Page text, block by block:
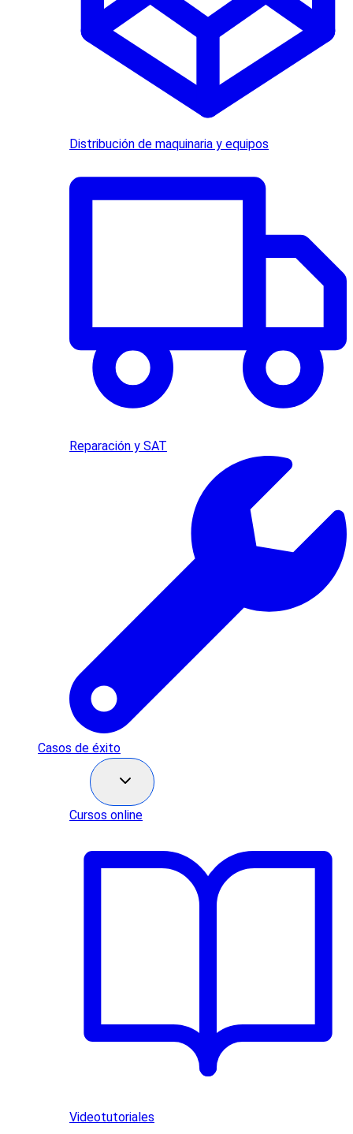
Distribución de maquinaria y equipos
Reparación y SAT
Casos de éxito
Cursos online
Videotutoriales